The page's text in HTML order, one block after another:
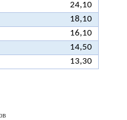
24,10
18,10
16,10
14,50
13,30